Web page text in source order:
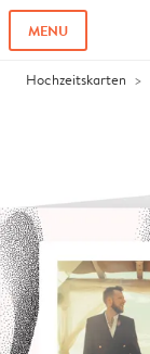
MENU
Hochzeitskarten